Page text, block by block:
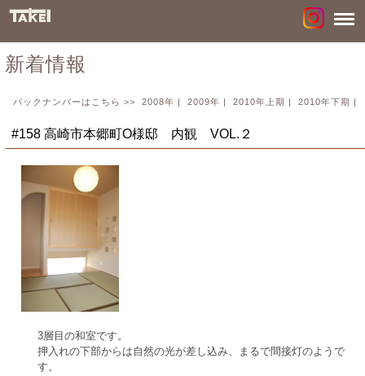
新着情報
バックナンバーはこちら >> 2008年 | 2009年 | 2010年上期 | 2010年下期 |
#158 高崎市本郷町O様邸 内観 VOL.２
3層目の和室です。
押入れの下部からは自然の光が差し込み、まるで間接灯のようで
す。